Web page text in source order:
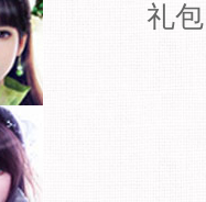
礼